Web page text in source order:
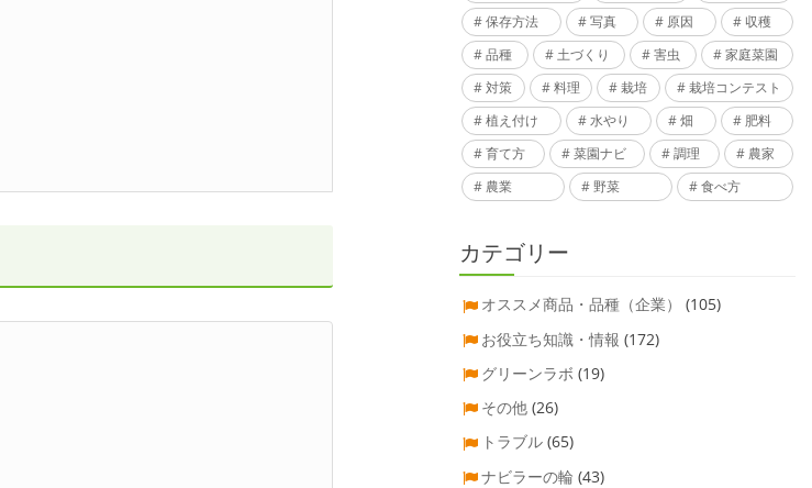
保存方法
写真 原因
収穫
品種
土づくり 害虫
家庭菜園
対策
料理 栽培
栽培コンテスト
植え付け
水やり 畑
肥料
育て方
菜園ナビ 調理
農家
農業
野菜 食べ方
カテゴリー
オススメ商品・品種（企業）
(105)
お役立ち知識・情報 (172)
グリーンラボ (19)
その他 (26)
トラブル (65)
ナビラーの輪 (43)